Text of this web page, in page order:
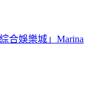
合娛樂城」Marina